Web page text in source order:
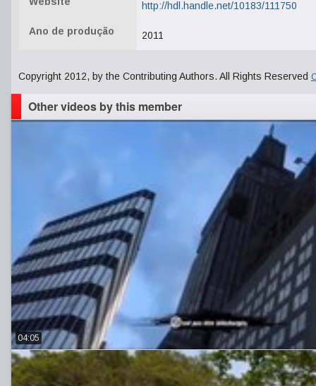
http://hdl.handle.net/10183/111750
Ano de produção 2011
Copyright 2012, by the Contributing Authors. All Rights Reserved
Other videos by this member
04:05